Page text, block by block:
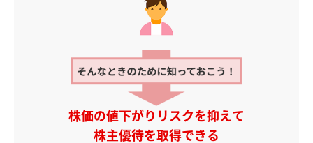
株価の値下がりリスクを抑えて
株主優待を取得できる